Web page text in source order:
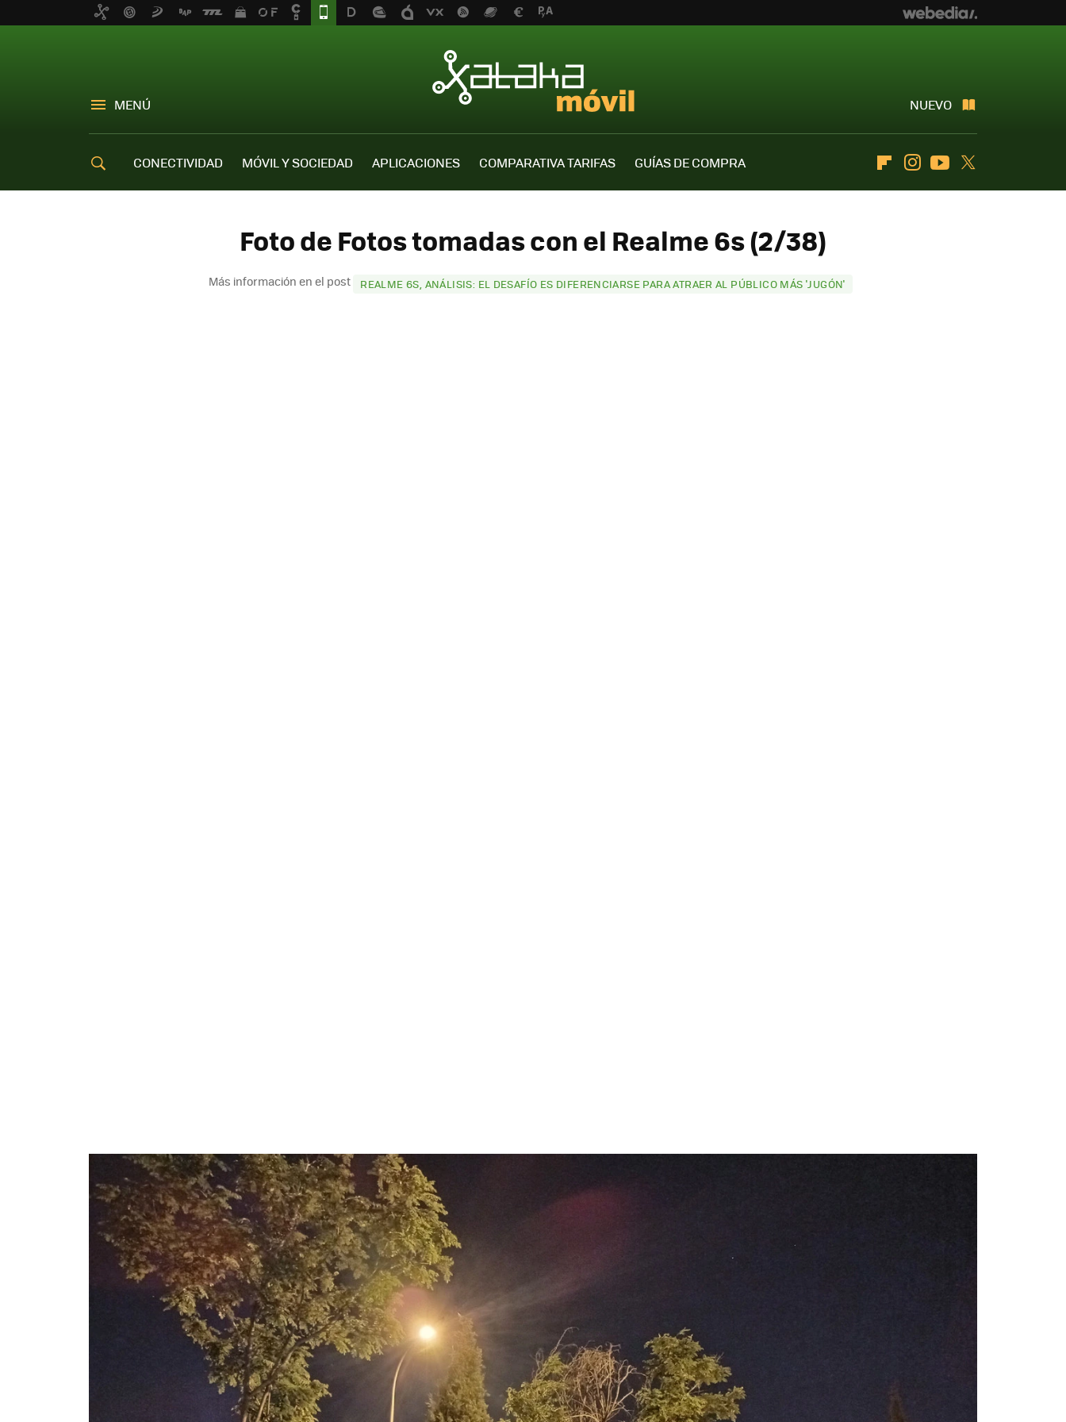
MENÚ NUEVO
CONECTIVIDAD MÓVIL Y SOCIEDAD APLICACIONES COMPARATIVA TARIFAS
GUÍAS DE COMPRA
FlipboardInstagramYoutube
Foto de Fotos tomadas con el Realme 6s (2/38)
Más información en el post REALME 6S, ANÁLISIS: EL DESAFÍO ES DIFERENCIARSE PARA ATRAER AL PÚBLICO MÁS 'JUGÓN'